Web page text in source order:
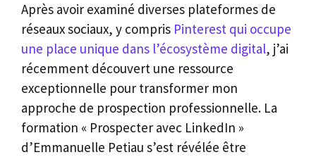
Après avoir examiné diverses plateformes de
réseaux sociaux, y compris Pinterest qui occupe
une place unique dans l’écosystème digital, j’ai
récemment découvert une ressource
exceptionnelle pour transformer mon
approche de prospection professionnelle. La
formation « Prospecter avec LinkedIn »
d’Emmanuelle Petiau s’est révélée être